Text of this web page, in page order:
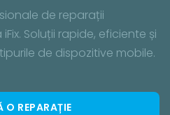
de reparații
Soluții rapide, eficiente și
de dispozitive mobile.
O REPARAȚIE